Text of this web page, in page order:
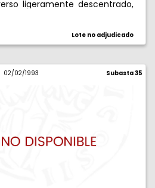
ligeramente descentrado,
Lote no adjudicado
02/02/1993 Subasta 35